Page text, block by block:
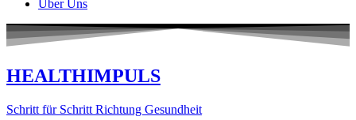
Über Uns
HEALTHIMPULS
Schritt für Schritt Richtung Gesundheit